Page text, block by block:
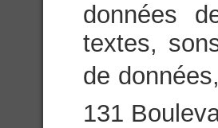
données
textes,
de
131